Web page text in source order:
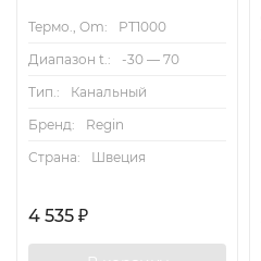
Термо., Om:
PT1000
Диапазон t.:
-30 — 70
Тип.:
Канальный
Бренд:
Regin
Страна:
Швеция
4 535 ₽